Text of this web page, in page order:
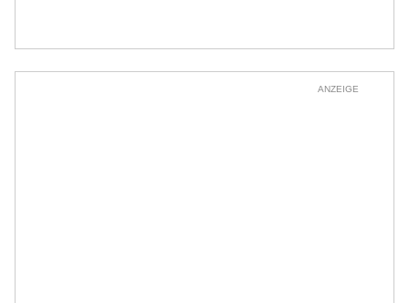
ANZEIGE